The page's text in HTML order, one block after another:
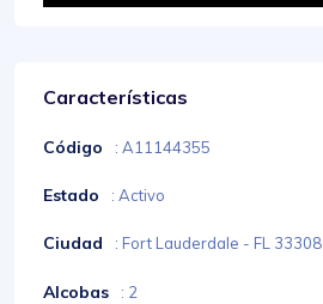
Características
Código : A11144355
Estado : Activo
Ciudad : Fort Lauderdale - FL 33308
Alcobas : 2